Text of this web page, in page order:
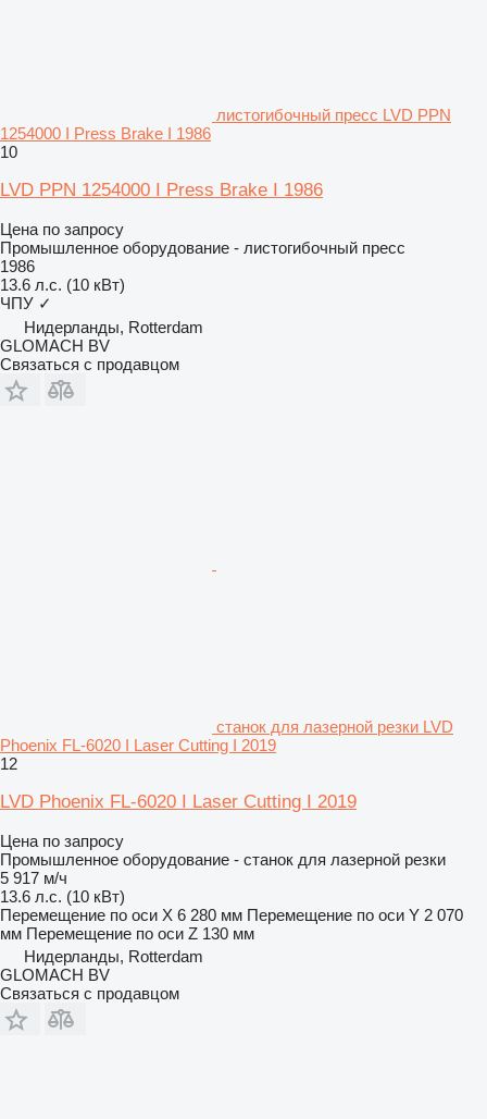
листогибочный пресс LVD PPN
1254000 I Press Brake I 1986
10
LVD PPN 1254000 I Press Brake I 1986
Цена по запросу
Промышленное оборудование - листогибочный пресс
1986
13.6 л.с. (10 кВт)
ЧПУ ✓
Нидерланды, Rotterdam
GLOMACH BV
Связаться с продавцом
станок для лазерной резки LVD
Phoenix FL-6020 I Laser Cutting I 2019
12
LVD Phoenix FL-6020 I Laser Cutting I 2019
Цена по запросу
Промышленное оборудование - станок для лазерной резки
5 917 м/ч
13.6 л.с. (10 кВт)
Перемещение по оси X 6 280 мм Перемещение по оси Y 2 070
мм Перемещение по оси Z 130 мм
Нидерланды, Rotterdam
GLOMACH BV
Связаться с продавцом